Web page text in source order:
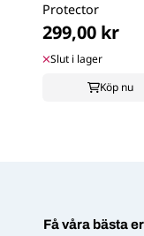
Protector
299,00 kr
Slut i lager
Köp nu
Få våra bästa